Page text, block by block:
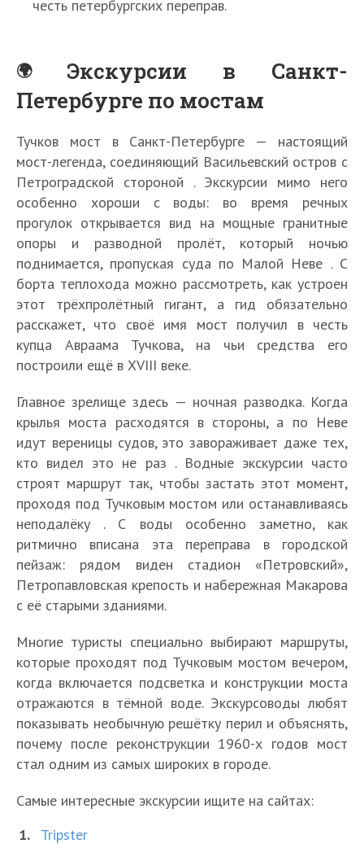
честь петербургских переправ.
Экскурсии в Санкт-
Петербурге по мостам
Тучков мост в Санкт-Петербурге — настоящий
мост-легенда, соединяющий Васильевский остров с
Петроградской стороной . Экскурсии мимо него
особенно хороши с воды: во время речных
прогулок открывается вид на мощные гранитные
опоры и разводной пролёт, который ночью
поднимается, пропуская суда по Малой Неве . С
борта теплохода можно рассмотреть, как устроен
этот трёхпролётный гигант, а гид обязательно
расскажет, что своё имя мост получил в честь
купца Авраама Тучкова, на чьи средства его
построили ещё в XVIII веке.
Главное зрелище здесь — ночная разводка. Когда
крылья моста расходятся в стороны, а по Неве
идут вереницы судов, это завораживает даже тех,
кто видел это не раз . Водные экскурсии часто
строят маршрут так, чтобы застать этот момент,
проходя под Тучковым мостом или останавливаясь
неподалёку . С воды особенно заметно, как
ритмично вписана эта переправа в городской
пейзаж: рядом виден стадион «Петровский»,
Петропавловская крепость и набережная Макарова
с её старыми зданиями.
Многие туристы специально выбирают маршруты,
которые проходят под Тучковым мостом вечером,
когда включается подсветка и конструкции моста
отражаются в тёмной воде. Экскурсоводы любят
показывать необычную решётку перил и объяснять,
почему после реконструкции 1960-х годов мост
стал одним из самых широких в городе.
Самые интересные экскурсии ищите на сайтах:
Tripster